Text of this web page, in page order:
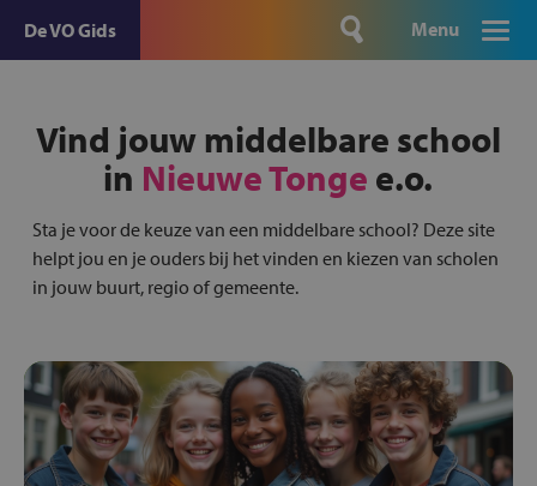
De VO Gids Menu
Vind jouw middelbare school
in Nieuwe Tonge e.o.
Sta je voor de keuze van een middelbare school? Deze site
helpt jou en je ouders bij het vinden en kiezen van scholen
in jouw buurt, regio of gemeente.